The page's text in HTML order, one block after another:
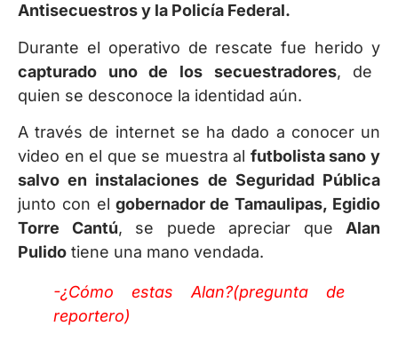
Antisecuestros y la Policía Federal.
Durante el operativo de rescate fue herido y
capturado uno de los secuestradores, de
quien se desconoce la identidad aún.
A través de internet se ha dado a conocer un
video en el que se muestra al futbolista sano y
salvo en instalaciones de Seguridad Pública
junto con el gobernador de Tamaulipas, Egidio
Torre Cantú, se puede apreciar que Alan
Pulido tiene una mano vendada.
-¿Cómo estas Alan?(pregunta de
reportero)